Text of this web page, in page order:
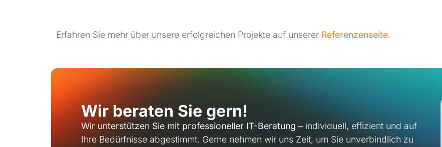
Erfahren Sie mehr über unsere erfolgreichen Projekte auf unserer Referenzenseite.
Wir beraten Sie gern!
Wir unterstützen Sie mit professioneller IT-Beratung – individuell, effizient und auf
Ihre Bedürfnisse abgestimmt. Gerne nehmen wir uns Zeit, um Sie unverbindlich zu